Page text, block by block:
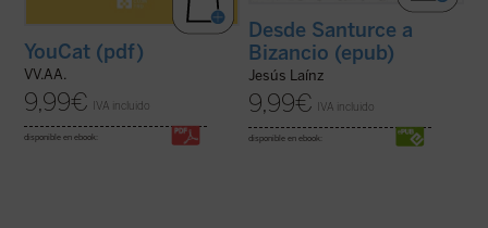
YouCat (pdf)
VV.AA.
9,99€ IVA incluido
disponible en ebook:
Desde Santurce a
Bizancio (epub)
Jesús Laínz
9,99€ IVA incluido
disponible en ebook: